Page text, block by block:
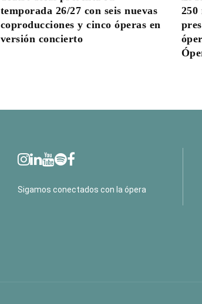
temporada 26/27 con seis nuevas
coproducciones y cinco óperas en
versión concierto
250
Sigamos conectados con la ópera